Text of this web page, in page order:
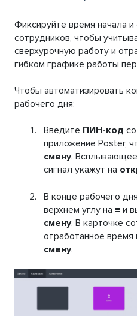
Фиксируйте время начала
сотрудников, чтобы
сверхурочную работу и
гибком графике работы
Чтобы автоматизировать
рабочего дня:
Введите ПИН-код
приложение Poster,
смену.
сигнал укажут на
В конце рабочего
верхнем углу на ≡ и
смену. В карточке
отработанное время
смену.